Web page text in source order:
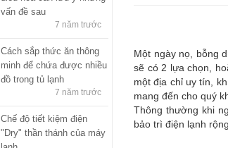
Một ngày nọ, bỗng
sẽ có 2 lựa chọn,
một địa chỉ uy tín,
mang đến cho quý
Thông thường khi
bảo trì điện lạnh
vấn đề sau
7 năm trước
Cách sắp thức ăn thông
minh để chứa được nhiều
đồ trong tủ lạnh
7 năm trước
Chế độ tiết kiệm điện
"Dry" thần thánh của máy